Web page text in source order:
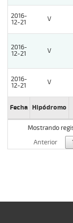
2016-
12-21
V
2016-
12-21
V
2016-
12-21
V
Fecha Hipódromo
Mostrando
Anterior